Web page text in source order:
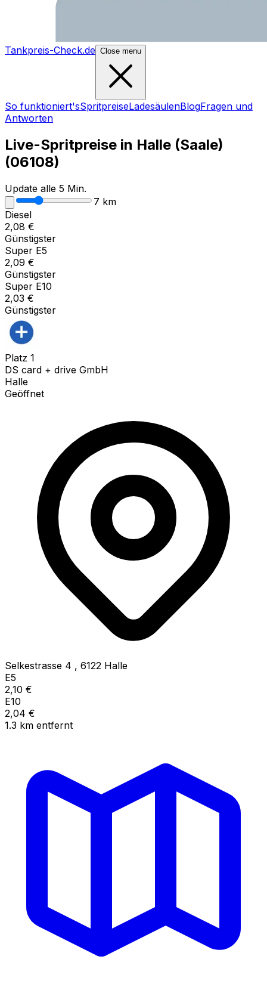
Tankpreis-Check.de Close menu
So funktioniert'sSpritpreiseLadesäulenBlogFragen und
Antworten
Live-Spritpreise in Halle (Saale)
(06108)
Update alle 5 Min.
7 km
Diesel
2,08 €
Günstigster
Super E5
2,09 €
Günstigster
Super E10
2,03 €
Günstigster
Platz 1
DS card + drive GmbH
Halle
Geöffnet
Selkestrasse 4 , 6122 Halle
E5
2,10 €
E10
2,04 €
1.3 km entfernt